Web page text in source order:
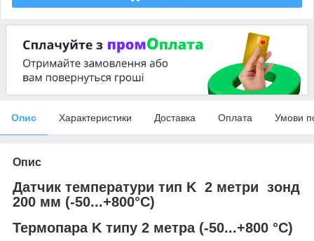
Опис Характеристики Доставка Оплата Умови
Опис
Датчик температури тип K 2 метри зонд
200 мм (-50...+800°C)
Термопара K типу 2 метра (-50...+800 °C)